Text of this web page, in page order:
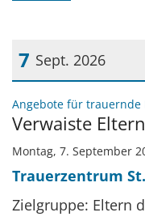
7 Sept. 2026
Datum: 7.
Angebote für trauernde
Verwaiste Eltern
Montag, 7. September
Trauerzentrum
Zielgruppe: Eltern